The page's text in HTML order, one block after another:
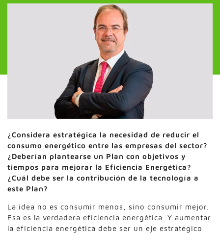
¿Considera estratégica la necesidad de reducir el
consumo energético entre las empresas del sector?
¿Deberían plantearse un Plan con objetivos y
tiempos para mejorar la Eficiencia Energética?
¿Cuál debe ser la contribución de la tecnología a
este Plan?
La idea no es consumir menos, sino consumir mejor.
Esa es la verdadera eficiencia energética. Y aumentar
la eficiencia energética debe ser un eje estratégico